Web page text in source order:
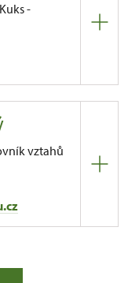
-
vztahů